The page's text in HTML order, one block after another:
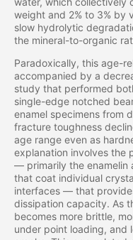
weight and 2% to 3% by
slow hydrolytic
the mineral-to-organic
Paradoxically, this age-
accompanied by a
study that performed
single-edge notched
enamel specimens from
fracture toughness
age range even as
explanation involves the
— primarily the enamelin
that coat individual
interfaces — that
dissipation capacity. As
becomes more brittle,
under point loading, and